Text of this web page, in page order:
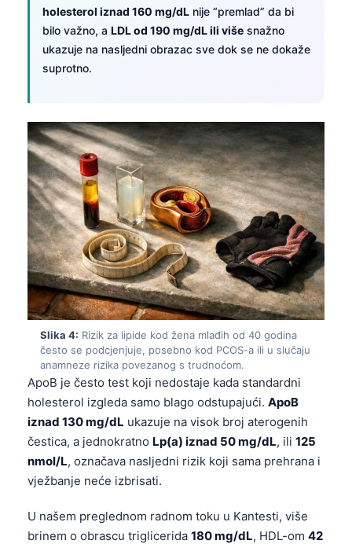
holesterol iznad 160 mg/dL nije “premlad” da bi
bilo važno, a LDL od 190 mg/dL ili više snažno
ukazuje na nasljedni obrazac sve dok se ne dokaže
suprotno.
Slika 4: Rizik za lipide kod žena mlađih od 40 godina
često se podcjenjuje, posebno kod PCOS-a ili u slučaju
anamneze rizika povezanog s trudnoćom.
ApoB je često test koji nedostaje kada standardni
holesterol izgleda samo blago odstupajući. ApoB
iznad 130 mg/dL ukazuje na visok broj aterogenih
čestica, a jednokratno Lp(a) iznad 50 mg/dL, ili 125
nmol/L, označava nasljedni rizik koji sama prehrana i
vježbanje neće izbrisati.
U našem preglednom radnom toku u Kantesti, više
brinem o obrascu triglicerida 180 mg/dL, HDL-om 42